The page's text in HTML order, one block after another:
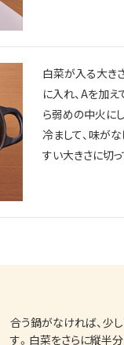
白菜が入る大き
に入れ、Aを加
ら弱めの中火に
冷まして、味が
すい大きさに切っ
合う鍋がなければ、少
す。白菜をさらに縦半